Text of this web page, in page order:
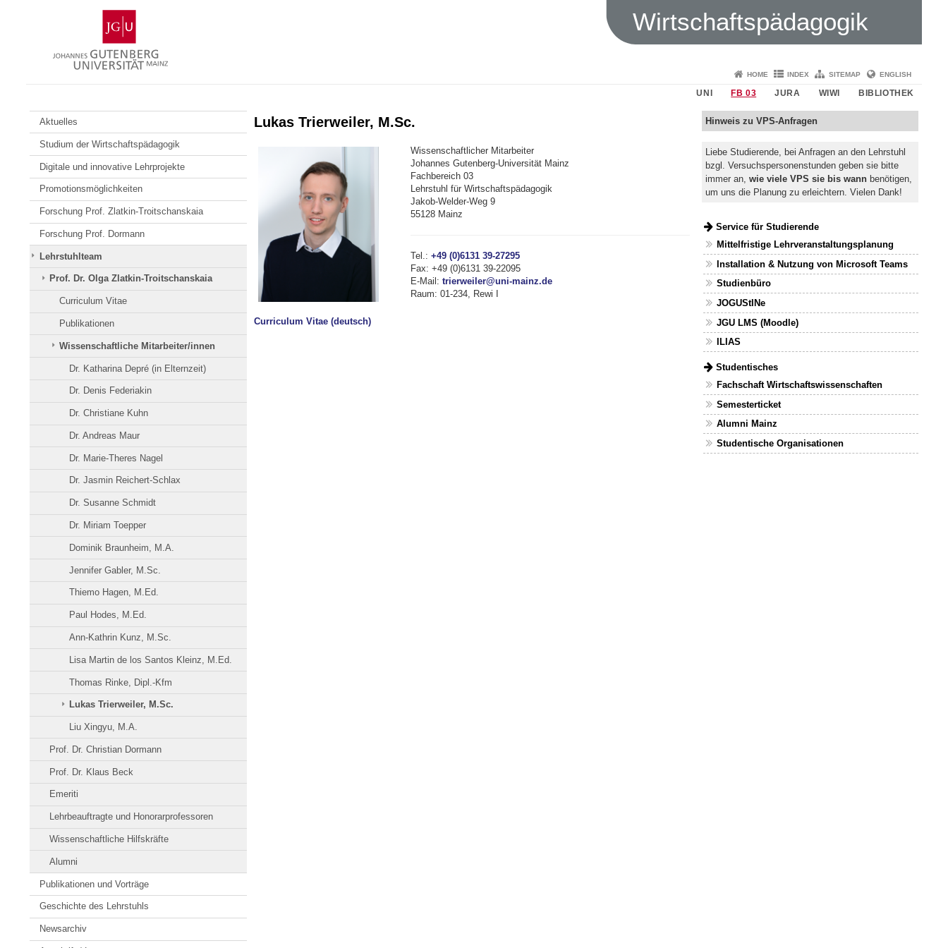
Gutenberg-
Universität
Mainz
Wirtschaftspädagogik
HOME INDEX SITEMAP ENGLISH
UNI FB 03 JURA WIWI BIBLIOTHEK
Aktuelles
Studium der Wirtschaftspädagogik
Digitale und innovative Lehrprojekte
Promotionsmöglichkeiten
Forschung Prof. Zlatkin-Troitschanskaia
Forschung Prof. Dormann
Lehrstuhlteam
Prof. Dr. Olga Zlatkin-Troitschanskaia
Curriculum Vitae
Publikationen
Wissenschaftliche Mitarbeiter/innen
Dr. Katharina Depré (in Elternzeit)
Dr. Denis Federiakin
Dr. Christiane Kuhn
Dr. Andreas Maur
Dr. Marie-Theres Nagel
Dr. Jasmin Reichert-Schlax
Dr. Susanne Schmidt
Dr. Miriam Toepper
Dominik Braunheim, M.A.
Jennifer Gabler, M.Sc.
Thiemo Hagen, M.Ed.
Paul Hodes, M.Ed.
Ann-Kathrin Kunz, M.Sc.
Lisa Martin de los Santos Kleinz, M.Ed.
Thomas Rinke, Dipl.-Kfm
Lukas Trierweiler, M.Sc.
Liu Xingyu, M.A.
Prof. Dr. Christian Dormann
Prof. Dr. Klaus Beck
Emeriti
Lehrbeauftragte und Honorarprofessoren
Wissenschaftliche Hilfskräfte
Alumni
Publikationen und Vorträge
Geschichte des Lehrstuhls
Newsarchiv
Lukas Trierweiler, M.Sc.
Wissenschaftlicher Mitarbeiter
Johannes Gutenberg-Universität Mainz
Fachbereich 03
Lehrstuhl für Wirtschaftspädagogik
Jakob-Welder-Weg 9
55128 Mainz
Tel.: +49 (0)6131 39-27295
Fax: +49 (0)6131 39-22095
E-Mail: trierweiler@uni-mainz.de
Raum: 01-234, Rewi I
Curriculum Vitae (deutsch)
Hinweis zu VPS-Anfragen
Liebe Studierende, bei Anfragen an den Lehrstuhl
bzgl. Versuchspersonenstunden geben sie bitte
immer an, wie viele VPS sie bis wannbenötigen,
um uns die Planung zu erleichtern. Vielen Dank!
Service für Studierende
Mittelfristige Lehrveranstaltungsplanung
Installation & Nutzung von Microsoft Teams
Studienbüro
JOGUStINe
JGU LMS (Moodle)
ILIAS
Studentisches
Fachschaft Wirtschaftswissenschaften
Semesterticket
Alumni Mainz
Studentische Organisationen